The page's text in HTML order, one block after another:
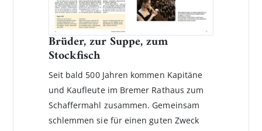
Brüder, zur Suppe, zum
Stockfisch
Seit bald 500 Jahren kommen Kapitäne
und Kaufleute im Bremer Rathaus zum
Schaffermahl zusammen. Gemeinsam
schlemmen sie für einen guten Zweck